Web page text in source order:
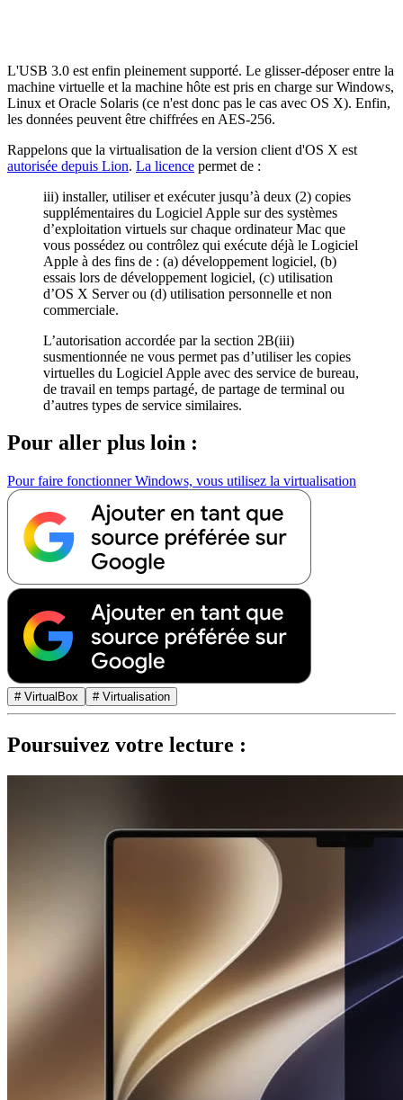
L'USB 3.0 est enfin pleinement supporté. Le glisser-déposer entre la
machine virtuelle et la machine hôte est pris en charge sur Windows,
Linux et Oracle Solaris (ce n'est donc pas le cas avec OS X). Enfin,
les données peuvent être chiffrées en AES-256.
Rappelons que la virtualisation de la version client d'OS X est
autorisée depuis Lion. La licence permet de :
iii) installer, utiliser et exécuter jusqu’à deux (2) copies
supplémentaires du Logiciel Apple sur des systèmes
d’exploitation virtuels sur chaque ordinateur Mac que
vous possédez ou contrôlez qui exécute déjà le Logiciel
Apple à des fins de : (a) développement logiciel, (b)
essais lors de développement logiciel, (c) utilisation
d’OS X Server ou (d) utilisation personnelle et non
commerciale.
L’autorisation accordée par la section 2B(iii)
susmentionnée ne vous permet pas d’utiliser les copies
virtuelles du Logiciel Apple avec des service de bureau,
de travail en temps partagé, de partage de terminal ou
d’autres types de service similaires.
Pour aller plus loin :
Pour faire fonctionner Windows, vous utilisez la virtualisation
# VirtualBox # Virtualisation
Poursuivez votre lecture :